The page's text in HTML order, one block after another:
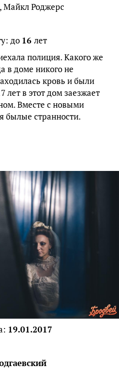
Майкл Роджерс
до 16 лет
полиция. Какого же
в доме никого не
кровь и были
лет в этот дом заезжает
Вместе с новыми
былые странности.
19.01.2017